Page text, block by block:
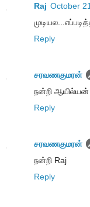
Raj October
Reply
சரவணகுமரன்
நன்றி ஆயில்யன்
Reply
சரவணகுமரன்
நன்றி Raj
Reply